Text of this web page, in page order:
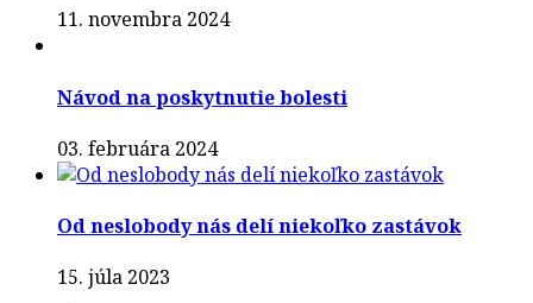
11. novembra 2024
Návod na poskytnutie bolesti
03. februára 2024
Od neslobody nás delí niekoľko zastávok
15. júla 2023